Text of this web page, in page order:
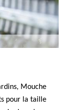
Mouche
pour la taille